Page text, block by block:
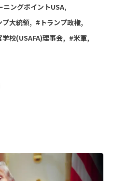
ニングポイントUSA
プ大統領
トランプ政権
校(USAFA)理事会
米軍